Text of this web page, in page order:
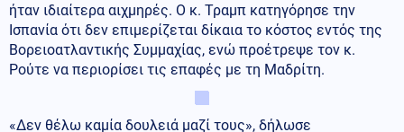
ήταν ιδιαίτερα αιχμηρές. Ο κ. Τραμπ κατηγόρησε την
Ισπανία ότι δεν επιμερίζεται δίκαια το κόστος εντός της
Βορειοατλαντικής Συμμαχίας, ενώ προέτρεψε τον κ.
Ρούτε να περιορίσει τις επαφές με τη Μαδρίτη.
«Δεν θέλω καμία δουλειά μαζί τους», δήλωσε